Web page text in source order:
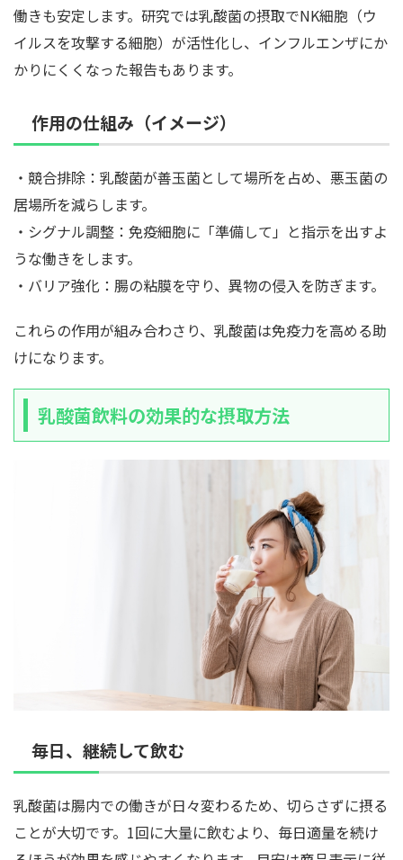
働きも安定します。研究では乳酸菌の摂取でNK細胞（ウ
イルスを攻撃する細胞）が活性化し、インフルエンザにか
かりにくくなった報告もあります。
作用の仕組み（イメージ）
・競合排除：乳酸菌が善玉菌として場所を占め、悪玉菌の
居場所を減らします。
・シグナル調整：免疫細胞に「準備して」と指示を出すよ
うな働きをします。
・バリア強化：腸の粘膜を守り、異物の侵入を防ぎます。
これらの作用が組み合わさり、乳酸菌は免疫力を高める助
けになります。
乳酸菌飲料の効果的な摂取方法
毎日、継続して飲む
乳酸菌は腸内での働きが日々変わるため、切らさずに摂る
ことが大切です。1回に大量に飲むより、毎日適量を続け